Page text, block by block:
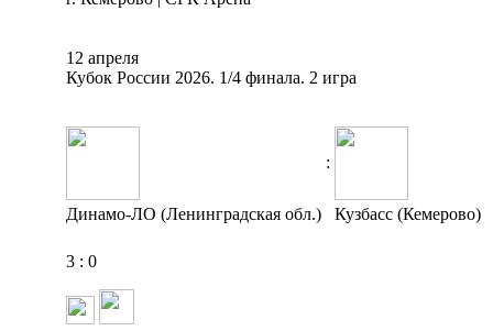
12 апреля
Кубок России 2026. 1/4 финала. 2 игра
:
Динамо-ЛО (Ленинградская обл.) Кузбасс (Кемерово)
3 : 0